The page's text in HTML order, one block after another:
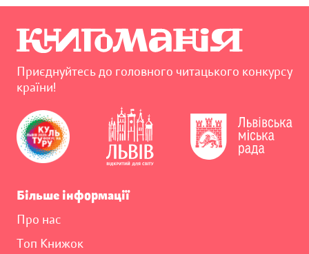
Приєднуйтесь до головного читацького конкурсу
країни!
Більше інформації
Про нас
Топ Книжок